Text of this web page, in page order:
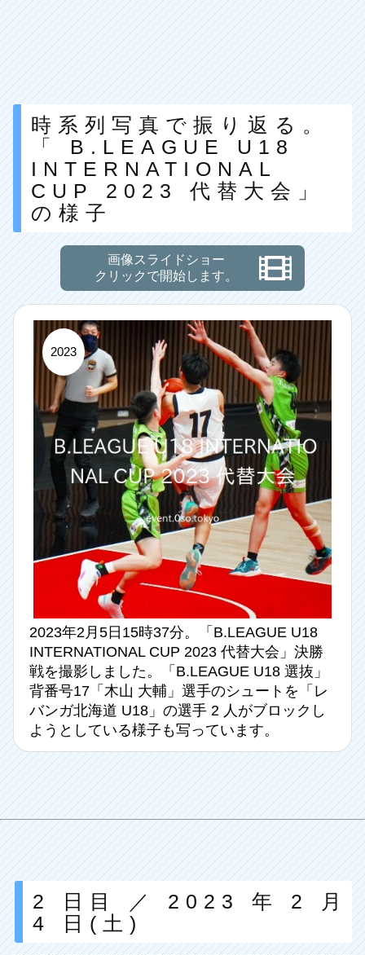
時系列写真で振り返る。
「 B.LEAGUE U18
INTERNATIONAL
CUP 2023 代替大会」
の様子
画像スライドショー
クリックで開始します。
2023
2023年2月5日15時37分。「B.LEAGUE U18
INTERNATIONAL CUP 2023 代替大会」決勝
戦を撮影しました。「B.LEAGUE U18 選抜」
背番号17「木山 大輔」選手のシュートを「レ
バンガ北海道 U18」の選手 2 人がブロックし
ようとしている様子も写っています。
2 日目 ／ 2023 年 2 月
4 日(土)